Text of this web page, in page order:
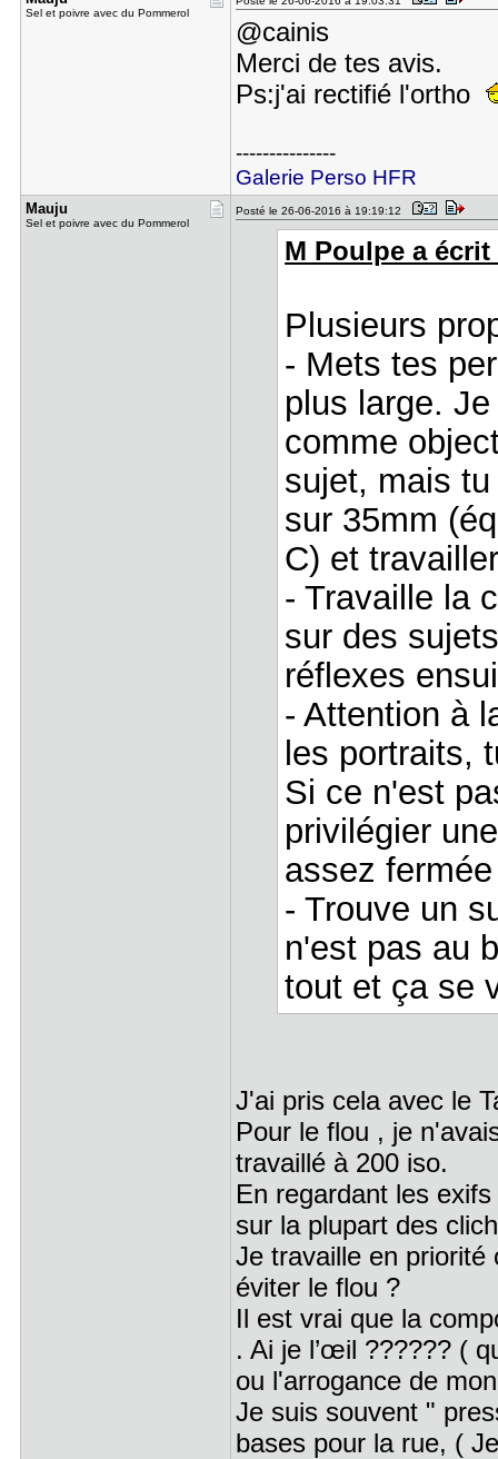
Sel et poivre avec du Pommerol
@cainis
Merci de tes avis.
Ps:j'ai rectifié l'ortho
---------------
Galerie Perso HFR
Mauju
Sel et poivre avec du Pommerol
Posté le 26-06-2016 à 19:19:12
M Poulpe a écrit
Plusieurs
- Mets tes
plus large.
comme
sujet, mais
sur 35mm
C) et
- Travaille la
sur des
réflexes
- Attention à
les portraits,
Si ce n'est
privilégier
assez
- Trouve un
n'est pas au
tout et ça se
J'ai pris cela avec le
Pour le flou , je
travaillé à 200 iso.
En regardant les
sur la plupart des
Je travaille en
éviter le flou ?
Il est vrai que la
. Ai je l’œil ?????? (
ou l'arrogance de
Je suis souvent "
bases pour la rue, (